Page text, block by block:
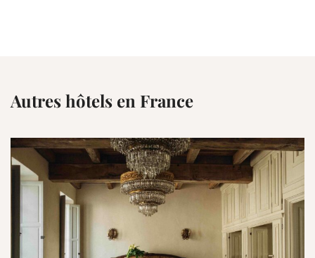
Autres hôtels en France